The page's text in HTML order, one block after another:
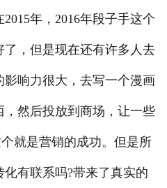
年，2016年段子手这个
，但是现在还有许多人去
响力很大，去写一个漫画
然后投放到商场，让一些
就是营销的成功。但是所
有联系吗?带来了真实的